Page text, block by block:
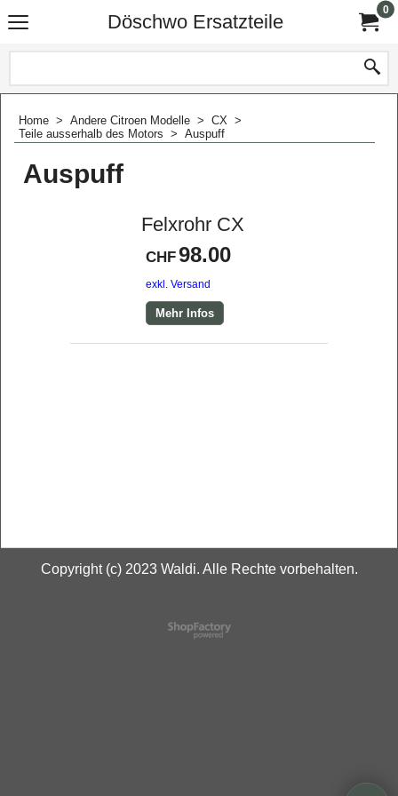
Döschwo Ersatzteile
0
Home > Andere Citroen Modelle > CX >
Teile ausserhalb des Motors > Auspuff
Auspuff
Felxrohr CX
CHF98.00
exkl. Versand
Mehr Infos
Copyright (c) 2023 Waldi. Alle Rechte vorbehalten.
WebShop erstellt mit
ShopFactory Shop